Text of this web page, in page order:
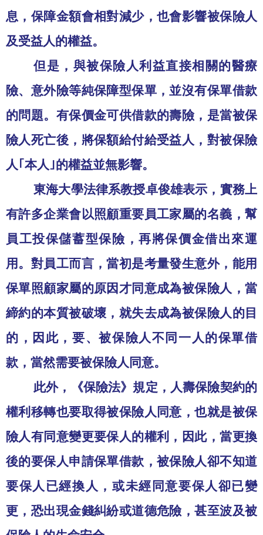
息，保障金額會相對減少，也會影響被保險人
及受益人的權益。
但是，與被保險人利益直接相關的醫療
險、意外險等純保障型保單，並沒有保單借款
的問題。有保價金可供借款的壽險，是當被保
險人死亡後，將保額給付給受益人，對被保險
人｢本人｣的權益並無影響。
東海大學法律系教授卓俊雄表示，實務上
有許多企業會以照顧重要員工家屬的名義，幫
員工投保儲蓄型保險，再將保價金借出來運
用。對員工而言，當初是考量發生意外，能用
保單照顧家屬的原因才同意成為被保險人，當
締約的本質被破壞，就失去成為被保險人的目
的，因此，要、被保險人不同一人的保單借
款，當然需要被保險人同意。
此外，《保險法》規定，人壽保險契約的
權利移轉也要取得被保險人同意，也就是被保
險人有同意變更要保人的權利，因此，當更換
後的要保人申請保單借款，被保險人卻不知道
要保人已經換人，或未經同意要保人卻已變
更，恐出現金錢糾紛或道德危險，甚至波及被